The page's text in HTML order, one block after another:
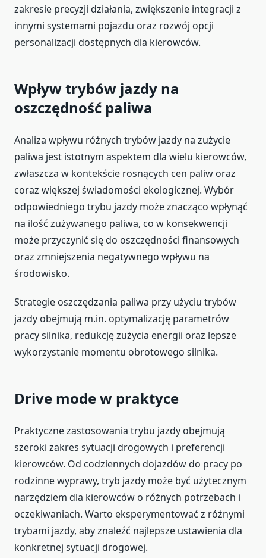
zakresie precyzji działania, zwiększenie integracji z
innymi systemami pojazdu oraz rozwój opcji
personalizacji dostępnych dla kierowców.
Wpływ trybów jazdy na
oszczędność paliwa
Analiza wpływu różnych trybów jazdy na zużycie
paliwa jest istotnym aspektem dla wielu kierowców,
zwłaszcza w kontekście rosnących cen paliw oraz
coraz większej świadomości ekologicznej. Wybór
odpowiedniego trybu jazdy może znacząco wpłynąć
na ilość zużywanego paliwa, co w konsekwencji
może przyczynić się do oszczędności finansowych
oraz zmniejszenia negatywnego wpływu na
środowisko.
Strategie oszczędzania paliwa przy użyciu trybów
jazdy obejmują m.in. optymalizację parametrów
pracy silnika, redukcję zużycia energii oraz lepsze
wykorzystanie momentu obrotowego silnika.
Drive mode w praktyce
Praktyczne zastosowania trybu jazdy obejmują
szeroki zakres sytuacji drogowych i preferencji
kierowców. Od codziennych dojazdów do pracy po
rodzinne wyprawy, tryb jazdy może być użytecznym
narzędziem dla kierowców o różnych potrzebach i
oczekiwaniach. Warto eksperymentować z różnymi
trybami jazdy, aby znaleźć najlepsze ustawienia dla
konkretnej sytuacji drogowej.